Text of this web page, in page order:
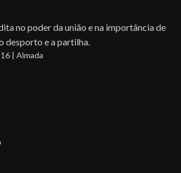
no poder da união e na importância de
desporto e a partilha.
| Almada